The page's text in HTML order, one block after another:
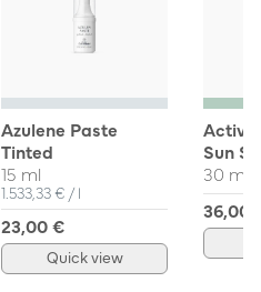
Azulene Paste
Tinted
15 ml
Unit Price
1.533,33 € / per
l
23,00 €
Quick view
Active
Sun
30 ml
36,00